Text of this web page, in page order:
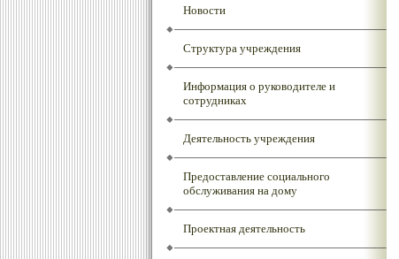
Новости
Структура учреждения
Информация о руководителе и
сотрудниках
Деятельность учреждения
Предоставление социального
обслуживания на дому
Проектная деятельность